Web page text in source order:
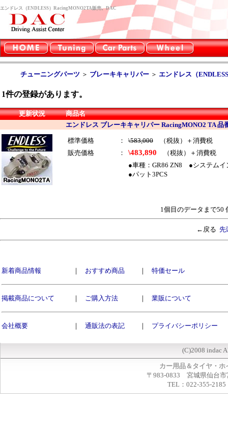
エンドレス（ENDLESS）RacingMONO2TA販売。DAC
チューニングパーツ ＞ ブレーキキャリパー ＞ エンドレス（
1件の登録があります。
更新状況
商品名
エンドレス ブレーキキャリパー RacingMONO2 TA 品
標準価格 ： \583,000 （税抜）＋消費税
販売価格
： \483,890 （税抜）＋消費税
●車種：GR86 ZN8 ●システム
●パット3PCS
1個目のデータまで50
←戻る 先
新着商品情報 ｜ おすすめ商品 ｜ 特価セール
掲載商品について ｜ ご購入方法 ｜ 業販について
会社概要 ｜ 通販法の表記 ｜ プライバシーポリシー
(C)2008 indac
カー用品＆タイヤ・
〒983-0833 宮城県仙台市
TEL：022-355-